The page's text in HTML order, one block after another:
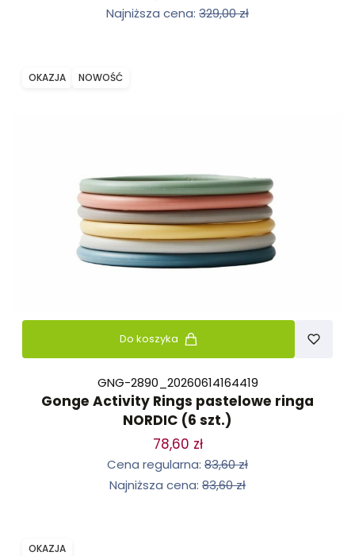
Najniższa cena: 329,00 zł
OKAZJA NOWOŚĆ
Do koszyka
GNG-2890_20260614164419
Gonge Activity Rings pastelowe ringa
NORDIC (6 szt.)
78,60 zł
Cena regularna: 83,60 zł
Najniższa cena: 83,60 zł
OKAZJA